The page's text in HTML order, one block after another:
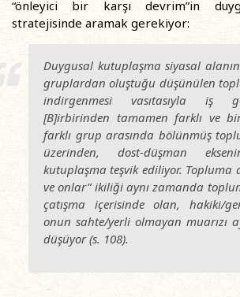
“önleyici bir karşı devrim”in
stratejisinde aramak gerekiyor:
Duygusal kutuplaşma siyasal
gruplardan oluştuğu düşünülen
indirgenmesi vasıtasıyla iş
[B]irbirinden tamamen farklı ve
farklı grup arasında bölünmüş
üzerinden, dost-düşman
kutuplaşma teşvik ediliyor. Topluma
ve onlar” ikiliği aynı zamanda
çatışma içerisinde olan, hakiki/
onun sahte/yerli olmayan muarızı
düşüyor (s. 108).